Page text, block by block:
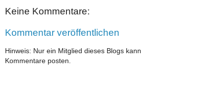
Keine Kommentare:
Kommentar veröffentlichen
Hinweis: Nur ein Mitglied dieses Blogs kann
Kommentare posten.